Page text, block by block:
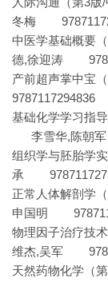
冬梅
中医学基础概
德,徐迎涛
产前超声掌
9787117294836
基础化学学习指
李雪华,陈朝
组织学与胚胎
承
正常人体解剖
申国明
物理因子治疗
维杰,吴军
天然药物化学